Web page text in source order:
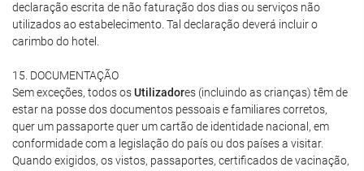
declaração escrita de não faturação dos dias ou serviços não
utilizados ao estabelecimento. Tal declaração deverá incluir o
carimbo do hotel.
15. DOCUMENTAÇÃO
Sem exceções, todos osUtilizadores (incluindo as crianças) têm de
estar na posse dos documentos pessoais e familiares corretos,
quer um passaporte quer um cartão de identidade nacional, em
conformidade com a legislação do país ou dos países a visitar.
Quando exigidos, os vistos, passaportes, certificados de vacinação,